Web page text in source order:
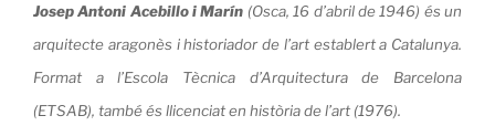
Josep Antoni Acebillo i Marín (Osca, 16 d’abril de 1946) és un
arquitecte aragonès i historiador de l’art establert a Catalunya.
Format a l’Escola Tècnica d’Arquitectura de Barcelona
(ETSAB), també és llicenciat en història de l’art (1976).